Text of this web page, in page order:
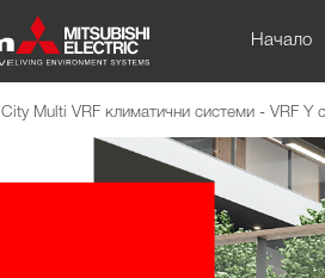
Начало
City Multi VRF климатични системи - VRF Y